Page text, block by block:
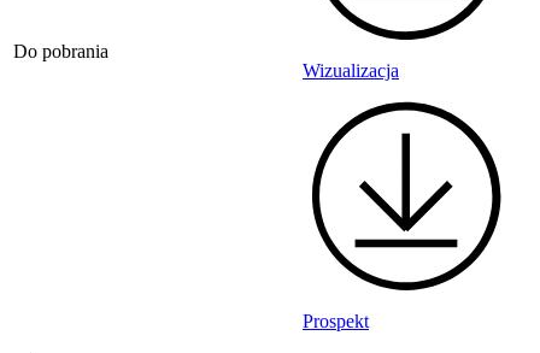
Do pobrania
Wizualizacja
Prospekt